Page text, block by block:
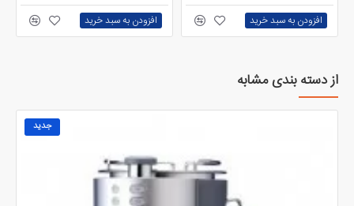
افزودن به سبد خرید افزودن به سبد خرید
از دسته بندی مشابه
جدید